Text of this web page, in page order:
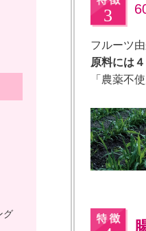
フルーツ
原料には
「農薬不
グ